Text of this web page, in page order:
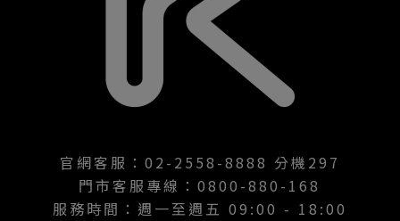
官網客服：02-2558-8888 分機297
門市客服專線：0800-880-168
服務時間：週一至週五 09:00 - 18:00